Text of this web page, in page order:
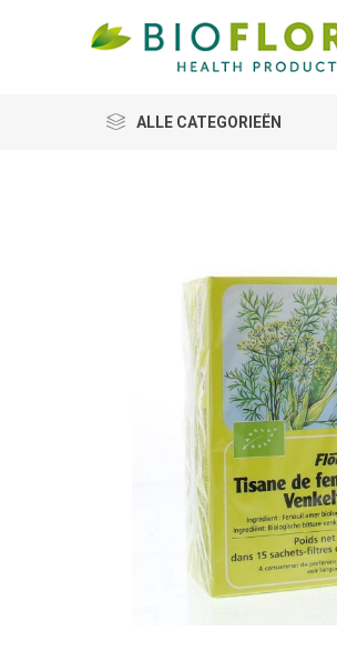
ALLE CATEGORIEËN